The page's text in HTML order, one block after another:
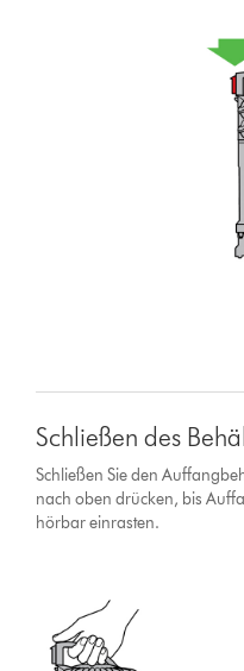
Schließen des
Schließen Sie den
nach oben drücken, bis
hörbar einrasten.